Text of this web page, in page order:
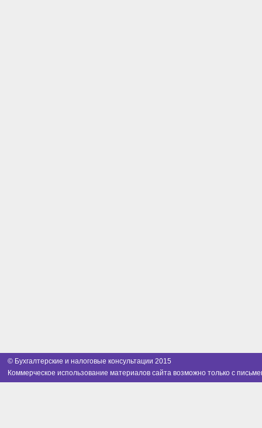
© Бухгалтерские и налоговые консультации 2015
Коммерческое использование материалов сайта возможно только с